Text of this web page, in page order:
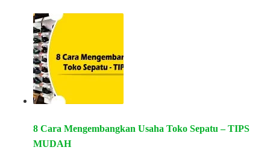
8 Cara Mengembangkan Usaha Toko Sepatu – TIPS
MUDAH